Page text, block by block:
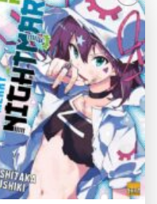
Ajouter
à la
wishlist